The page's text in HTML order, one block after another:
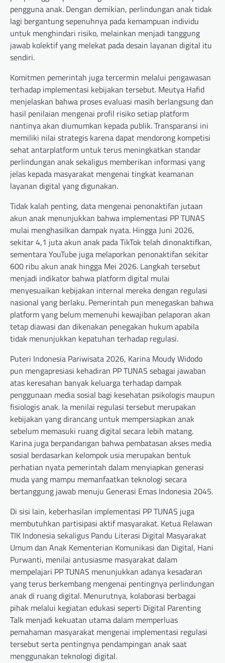
pengguna anak. Dengan demikian, perlindungan anak tidak
lagi bergantung sepenuhnya pada kemampuan individu
untuk menghindari risiko, melainkan menjadi tanggung
jawab kolektif yang melekat pada desain layanan digital itu
sendiri.
Komitmen pemerintah juga tercermin melalui pengawasan
terhadap implementasi kebijakan tersebut. Meutya Hafid
menjelaskan bahwa proses evaluasi masih berlangsung dan
hasil penilaian mengenai profil risiko setiap platform
nantinya akan diumumkan kepada publik. Transparansi ini
memiliki nilai strategis karena dapat mendorong kompetisi
sehat antarplatform untuk terus meningkatkan standar
perlindungan anak sekaligus memberikan informasi yang
jelas kepada masyarakat mengenai tingkat keamanan
layanan digital yang digunakan.
Tidak kalah penting, data mengenai penonaktifan jutaan
akun anak menunjukkan bahwa implementasi PP TUNAS
mulai menghasilkan dampak nyata. Hingga Juni 2026,
sekitar 4,1 juta akun anak pada TikTok telah dinonaktifkan,
sementara YouTube juga melaporkan penonaktifan sekitar
600 ribu akun anak hingga Mei 2026. Langkah tersebut
menjadi indikator bahwa platform digital mulai
menyesuaikan kebijakan internal mereka dengan regulasi
nasional yang berlaku. Pemerintah pun menegaskan bahwa
platform yang belum memenuhi kewajiban pelaporan akan
tetap diawasi dan dikenakan penegakan hukum apabila
tidak menunjukkan kepatuhan terhadap regulasi.
Puteri Indonesia Pariwisata 2026, Karina Moudy Widodo
pun mengapresiasi kehadiran PP TUNAS sebagai jawaban
atas keresahan banyak keluarga terhadap dampak
penggunaan media sosial bagi kesehatan psikologis maupun
fisiologis anak. Ia menilai regulasi tersebut merupakan
kebijakan yang dirancang untuk mempersiapkan anak
sebelum memasuki ruang digital secara lebih matang.
Karina juga berpandangan bahwa pembatasan akses media
sosial berdasarkan kelompok usia merupakan bentuk
perhatian nyata pemerintah dalam menyiapkan generasi
muda yang mampu memanfaatkan teknologi secara
bertanggung jawab menuju Generasi Emas Indonesia 2045.
Di sisi lain, keberhasilan implementasi PP TUNAS juga
membutuhkan partisipasi aktif masyarakat. Ketua Relawan
TIK Indonesia sekaligus Pandu Literasi Digital Masyarakat
Umum dan Anak Kementerian Komunikasi dan Digital, Hani
Purwanti, menilai antusiasme masyarakat dalam
mempelajari PP TUNAS menunjukkan adanya kesadaran
yang terus berkembang mengenai pentingnya perlindungan
anak di ruang digital. Menurutnya, kolaborasi berbagai
pihak melalui kegiatan edukasi seperti Digital Parenting
Talk menjadi kekuatan utama dalam memperluas
pemahaman masyarakat mengenai implementasi regulasi
tersebut serta pentingnya pendampingan anak saat
menggunakan teknologi digital.